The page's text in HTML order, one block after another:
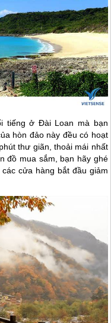
tiếng ở Đài Loan mà bạn
hòn đảo này đều có hoạt
thư giãn, thoải mái nhất
đồ mua sắm, bạn hãy ghé
cửa hàng bắt đầu giảm